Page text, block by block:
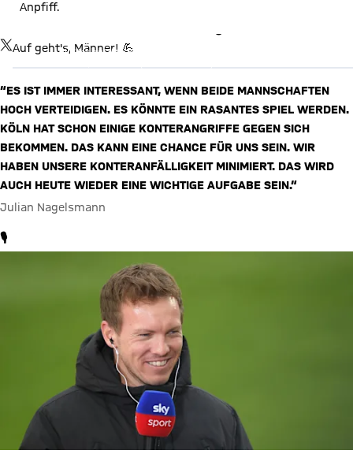
Anpfiff.
TWITTER-BEITRAG
Auf geht's, Männer! 💪
Mit Klick auf den Button ermöglichen Sie es diesem sozialen
verarbeiten. Vorher kann das soziale Netzwerk keine Daten über
wird für alle Inhalte des sozialen Netzwerks auf unserer Website
gespeichert und Sie können dies jederzeit in derCookie-
Einwilligungslösungändern. Details:Datenschutzerklärung
“ES IST IMMER INTERESSANT, WENN BEIDE MANNSCHAFTEN
HOCH VERTEIDIGEN. ES KÖNNTE EIN RASANTES SPIEL WERDEN.
KÖLN HAT SCHON EINIGE KONTERANGRIFFE GEGEN SICH
BEKOMMEN. DAS KANN EINE CHANCE FÜR UNS SEIN. WIR
HABEN UNSERE KONTERANFÄLLIGKEIT MINIMIERT. DAS WIRD
AUCH HEUTE WIEDER EINE WICHTIGE AUFGABE SEIN.“
Julian Nagelsmann
🎙️